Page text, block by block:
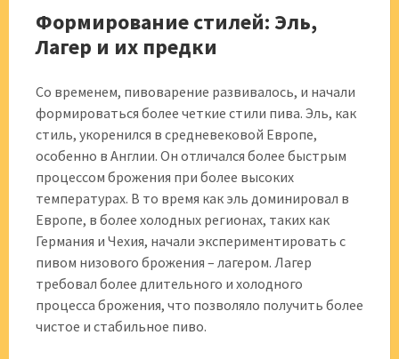
Формирование стилей: Эль,
Лагер и их предки
Со временем, пивоварение развивалось, и начали
формироваться более четкие стили пива. Эль, как
стиль, укоренился в средневековой Европе,
особенно в Англии. Он отличался более быстрым
процессом брожения при более высоких
температурах. В то время как эль доминировал в
Европе, в более холодных регионах, таких как
Германия и Чехия, начали экспериментировать с
пивом низового брожения – лагером. Лагер
требовал более длительного и холодного
процесса брожения, что позволяло получить более
чистое и стабильное пиво.